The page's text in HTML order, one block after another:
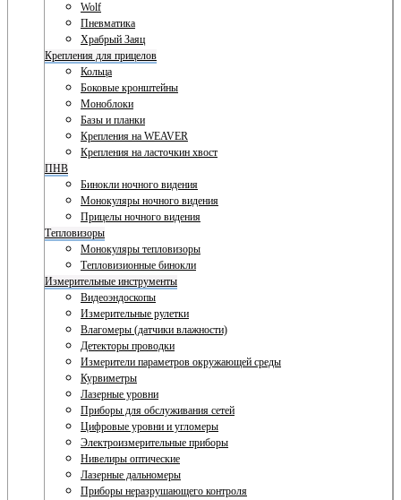
Wolf
Пневматика
Храбрый Заяц
Крепления для прицелов
Кольца
Боковые кронштейны
Моноблоки
Базы и планки
Крепления на WEAVER
Крепления на ласточкин хвост
ПНВ
Бинокли ночного видения
Монокуляры ночного видения
Прицелы ночного видения
Тепловизоры
Монокуляры тепловизоры
Тепловизионные бинокли
Измерительные инструменты
Видеоэндоскопы
Измерительные рулетки
Влагомеры (датчики влажности)
Детекторы проводки
Измерители параметров окружающей среды
Курвиметры
Лазерные уровни
Приборы для обслуживания сетей
Цифровые уровни и угломеры
Электроизмерительные приборы
Нивелиры оптические
Лазерные дальномеры
Приборы неразрушающего контроля